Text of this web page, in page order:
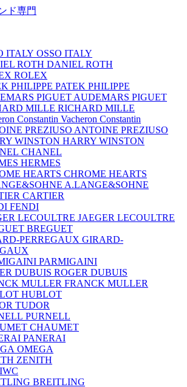
OSSO ITALY
DANIEL ROTH
ROLEX
PATEK PHILIPPE
AUDEMARS PIGUET
RICHARD MILLE
Vacheron Constantin
ANTOINE PREZIUSO
HARRY WINSTON
CHANEL
HERMES
CHROME HEARTS
A.LANGE&SOHNE
CARTIER
FENDI
JAEGER LECOULTRE
BREGUET
GIRARD-
PARMIGAINI
ROGER DUBUIS
FRANCK MULLER
HUBLOT
TUDOR
PURNELL
CHAUMET
PANERAI
OMEGA
ZENITH
IWC
BREITLING